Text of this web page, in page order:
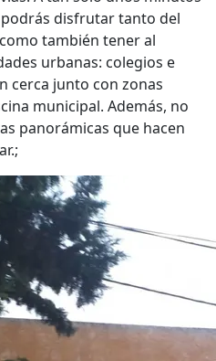
disfrutar tanto del
también tener al
urbanas: colegios e
cerca junto con zonas
municipal. Además, no
panorámicas que hacen